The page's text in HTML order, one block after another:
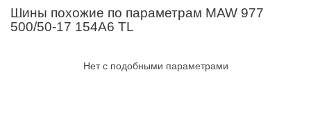
Шины похожие по параметрам MAW 977
500/50-17 154A6 TL
Нет с подобными параметрами